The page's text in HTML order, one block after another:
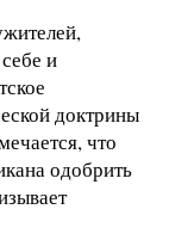
и
доктрины
что
одобрить